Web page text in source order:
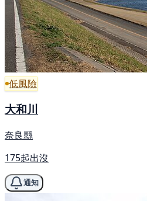
低風險
大和川
奈良縣
175起出沒
通知